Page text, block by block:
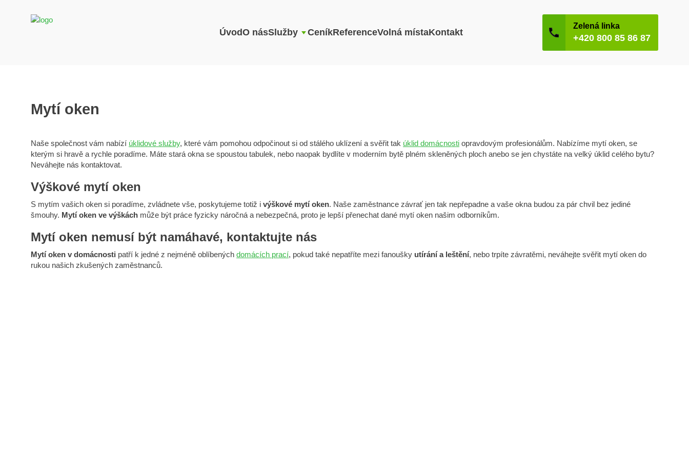
ÚvodO násSlužby CeníkReferenceVolná místaKontakt
Zelená linka
+420 800 85 86 87
Mytí oken
Naše společnost vám nabízí úklidové služby, které vám pomohou odpočinout si od stálého uklízení a svěřit tak úklid domácnosti opravdovým profesionálům. Nabízíme mytí oken, se
kterým si hravě a rychle poradíme. Máte stará okna se spoustou tabulek, nebo naopak bydlíte v moderním bytě plném skleněných ploch anebo se jen chystáte na velký úklid celého bytu?
Neváhejte nás kontaktovat.
Výškové mytí oken
S mytím vašich oken si poradíme, zvládnete vše, poskytujeme totiž i výškové mytí oken. Naše zaměstnance závrať jen tak nepřepadne a vaše okna budou za pár chvil bez jediné
šmouhy. Mytí oken ve výškách může být práce fyzicky náročná a nebezpečná, proto je lepší přenechat dané mytí oken našim odborníkům.
Mytí oken nemusí být namáhavé, kontaktujte nás
Mytí oken v domácnosti patří k jedné z nejméně oblíbených domácích prací, pokud také nepatříte mezi fanoušky utírání a leštění, nebo trpíte závratěmi, neváhejte svěřit mytí oken do
rukou našich zkušených zaměstnanců.